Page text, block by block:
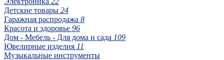
Детские товары 24
Гаражная распродажа 8
Красота и здоровье 96
Дом - Мебель - Для дома и сада 109
Ювелирные изделия 11
Музыкальные инструменты